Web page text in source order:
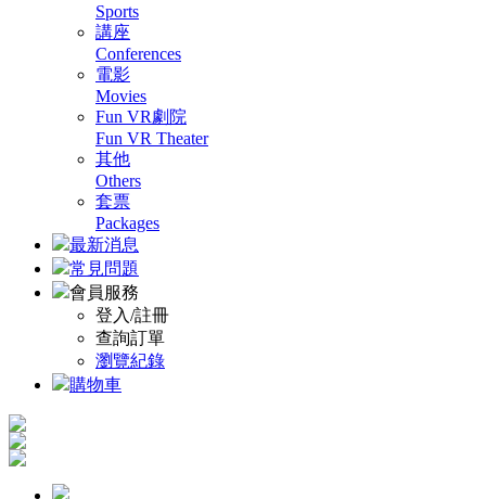
Sports
講座
Conferences
電影
Movies
Fun VR劇院
Fun VR Theater
其他
Others
套票
Packages
最新消息
常見問題
會員服務
登入/註冊
查詢訂單
瀏覽紀錄
購物車